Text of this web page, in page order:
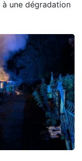
à une dégradation